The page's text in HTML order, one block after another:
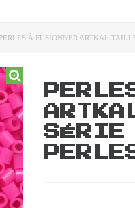
PERLES À FUSIONNER ARTKAL